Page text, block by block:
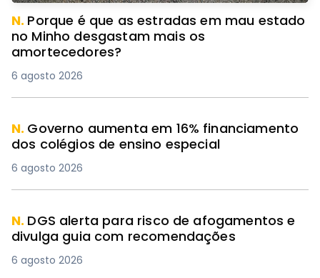
N. Porque é que as estradas em mau estado
no Minho desgastam mais os
amortecedores?
6 agosto 2026
N. Governo aumenta em 16% financiamento
dos colégios de ensino especial
6 agosto 2026
N. DGS alerta para risco de afogamentos e
divulga guia com recomendações
6 agosto 2026